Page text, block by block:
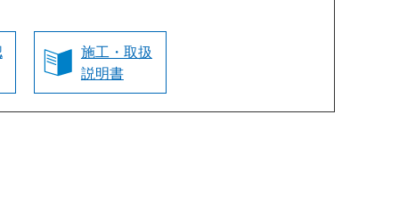
施工・取扱
説明書